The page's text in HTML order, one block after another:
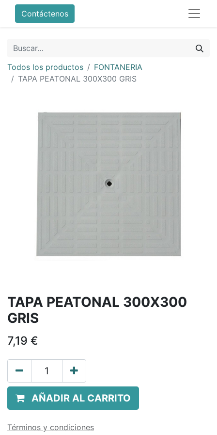
Contáctenos
Todos los productos
FONTANERIA
TAPA PEATONAL 300X300 GRIS
TAPA PEATONAL 300X300
GRIS
7,19 €
AÑADIR AL CARRITO
Términos y condiciones